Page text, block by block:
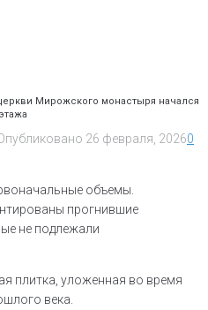
Мирожского монастыря начался
26 февраля, 20260
объемы.
прогнившие
не подлежали
плитка, уложенная во время
века.